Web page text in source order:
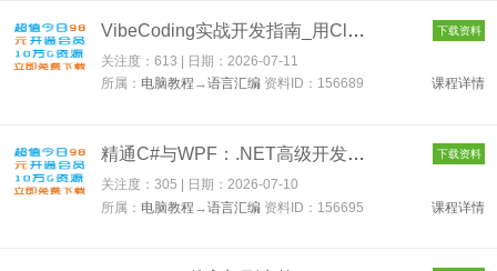
VibeCoding实战开发指南_用ClaudeCodeCursor和Codex极速打造全栈... 下载资料
关注度：613 | 日期： 2026-07-11
所属： 电脑教程 →语言汇编 资料ID：156689 课程详情
精通C#与WPF：.NET高级开发工程师之路 156695 下载资料
关注度：305 | 日期：2026-07-10
所属： 电脑教程 →语言汇编 资料ID：156695 课程详情